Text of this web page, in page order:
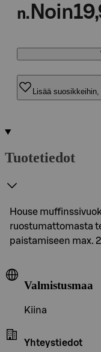
n. Noin
Lisää
Tuotetiedot
House
ruostumattomasta
paistamiseen max.
Valmistusmaa
Kiina
Yhteystiedot